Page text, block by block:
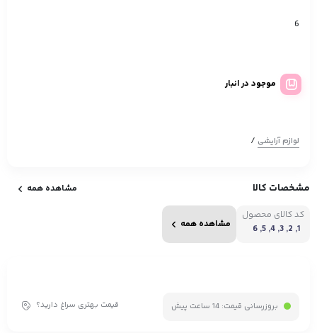
6
موجود در انبار
لوازم آرایشی /
مشخصات کالا
مشاهده همه
کد کالای محصول
1, 2, 3, 4, 5, 6
مشاهده همه
بروزرسانی قیمت: 14 ساعت پیش قیمت بهتری سراغ دارید؟